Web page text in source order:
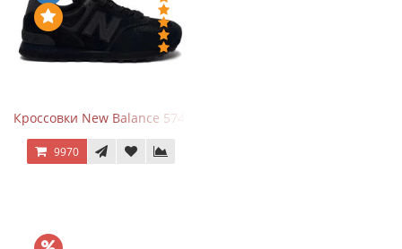
Кроссовки New Balance 574 All Black
9970